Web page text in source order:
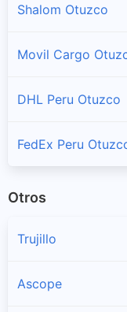
Sucursales y horarios
Sinsicap
Sucursales y horarios
Shalom Otuzco
Movil Cargo
DHL Peru Otuzco
FedEx Peru
Otros
Trujillo
Ascope